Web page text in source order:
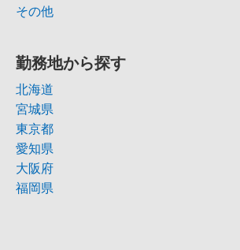
その他
勤務地から探す
北海道
宮城県
東京都
愛知県
大阪府
福岡県